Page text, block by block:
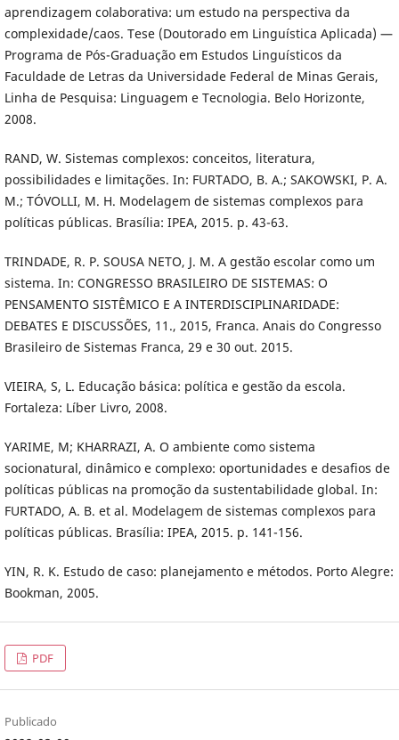
aprendizagem colaborativa: um estudo na perspectiva da
complexidade/caos. Tese (Doutorado em Linguística Aplicada) —
Programa de Pós-Graduação em Estudos Linguísticos da
Faculdade de Letras da Universidade Federal de Minas Gerais,
Linha de Pesquisa: Linguagem e Tecnologia. Belo Horizonte,
2008.
RAND, W. Sistemas complexos: conceitos, literatura,
possibilidades e limitações. In: FURTADO, B. A.; SAKOWSKI, P. A.
M.; TÓVOLLI, M. H. Modelagem de sistemas complexos para
políticas públicas. Brasília: IPEA, 2015. p. 43-63.
TRINDADE, R. P. SOUSA NETO, J. M. A gestão escolar como um
sistema. In: CONGRESSO BRASILEIRO DE SISTEMAS: O
PENSAMENTO SISTÊMICO E A INTERDISCIPLINARIDADE:
DEBATES E DISCUSSÕES, 11., 2015, Franca. Anais do Congresso
Brasileiro de Sistemas Franca, 29 e 30 out. 2015.
VIEIRA, S, L. Educação básica: política e gestão da escola.
Fortaleza: Líber Livro, 2008.
YARIME, M; KHARRAZI, A. O ambiente como sistema
socionatural, dinâmico e complexo: oportunidades e desafios de
políticas públicas na promoção da sustentabilidade global. In:
FURTADO, A. B. et al. Modelagem de sistemas complexos para
políticas públicas. Brasília: IPEA, 2015. p. 141-156.
YIN, R. K. Estudo de caso: planejamento e métodos. Porto Alegre:
Bookman, 2005.
PDF
Publicado